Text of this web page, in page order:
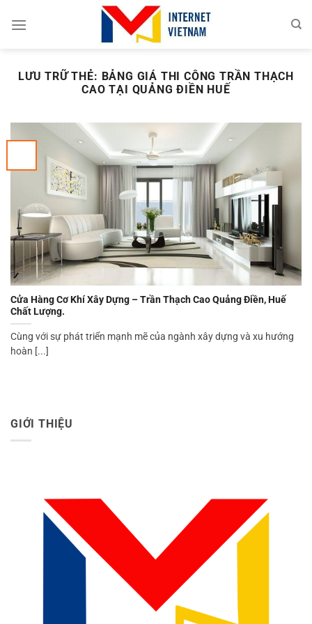
đến
LƯU TRỮ THẺ: BẢNG GIÁ THI CÔNG TRẦN THẠCH
CAO TẠI QUẢNG ĐIỀN HUẾ
Cửa Hàng Cơ Khí Xây Dựng – Trần Thạch Cao Quảng Điền, Huế
Chất Lượng.
Cùng với sự phát triển mạnh mẽ của ngành xây dựng và xu hướng
hoàn [...]
GIỚI THIỆU